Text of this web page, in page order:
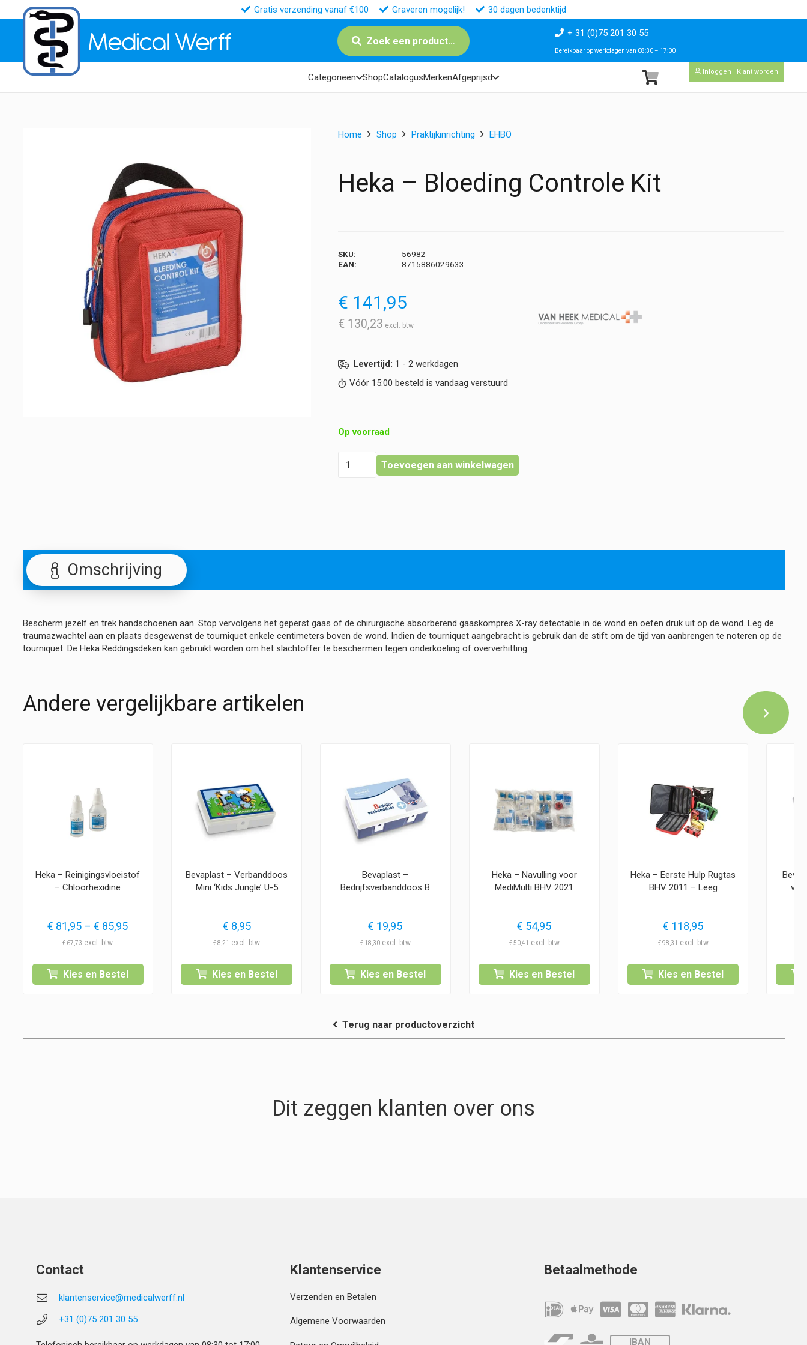
Gratis verzending vanaf €100 Graveren mogelijk! 30 dagen bedenktijd
MedicalWerff Zoek een product…
+ 31 (0)75 201 30 55
Bereikbaar op werkdagen van 08:30 – 17:00
Categorieën ShopCatalogusMerkenAfgeprijsd
Inloggen | Klant worden
Home Shop Praktijkinrichting EHBO
Heka – Bloeding Controle Kit
SKU:
56982
EAN:
8715886029633
€ 141,95
€ 130,23
Levertijd: 1 - 2 werkdagen
Vóór 15:00 besteld is vandaag verstuurd
Op voorraad
Toevoegen aan winkelwagen
Omschrijving
Bescherm jezelf en trek handschoenen aan. Stop vervolgens het geperst gaas of de chirurgische absorberend gaaskompres X-ray detectable in de wond en oefen druk uit op de wond. Leg de
traumazwachtel aan en plaats desgewenst de tourniquet enkele centimeters boven de wond. Indien de tourniquet aangebracht is gebruik dan de stift om de tijd van aanbrengen te noteren op de
tourniquet. De Heka Reddingsdeken kan gebruikt worden om het slachtoffer te beschermen tegen onderkoeling of oververhitting.
Andere vergelijkbare artikelen
Heka – Reinigingsvloeistof
– Chloorhexidine
€ 81,95 – € 85,95Prijsklasse:
€ 85,95
€ 67,73
Kies en Bestel
Bevaplast – Verbanddoos
Mini ‘Kids Jungle’ U-5
€ 8,95
€8,21
Kies en Bestel
Bevaplast –
Bedrijfsverbanddoos B
€ 19,95
€18,30
Kies en Bestel
Heka – Navulling voor
MediMulti BHV 2021
€ 54,95
€50,41
Kies en Bestel
Heka – Eerste Hulp Rugtas
BHV 2011 – Leeg
€ 118,95
€98,31
Kies en Bestel
Terug naar productoverzicht
Dit zeggen klanten over ons
Contact
klantenservice@medicalwerff.nl
+31 (0)75 201 30 55
Klantenservice
Verzenden en Betalen
Algemene Voorwaarden
Betaalmethode
IBAN